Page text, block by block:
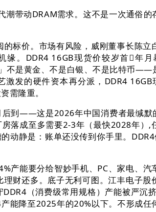
动DRAM需求。这不是一次通俗的
价。市场有风险，威刚董事长陈立
。DDR4 16GB现货价较岁首年月
不是黄金、不是白银、不是比特币——
发的硬件资本再分派，DDR4
需隆重。
到——这是2026年中国消费者最缄默
落成至多需要2-3年（最快2028年）,
动静是：账单还没传到你手里。
能要分给智妙手机、PC、家电、汽
财还多。底子无利可图。江丰电子股
（消费级常用规格）产能被严沉
能降至2025年的20%以下。不形成任